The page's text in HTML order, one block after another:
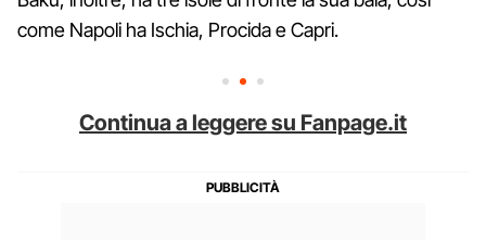
come Napoli ha Ischia, Procida e Capri.
Continua a leggere su Fanpage.it